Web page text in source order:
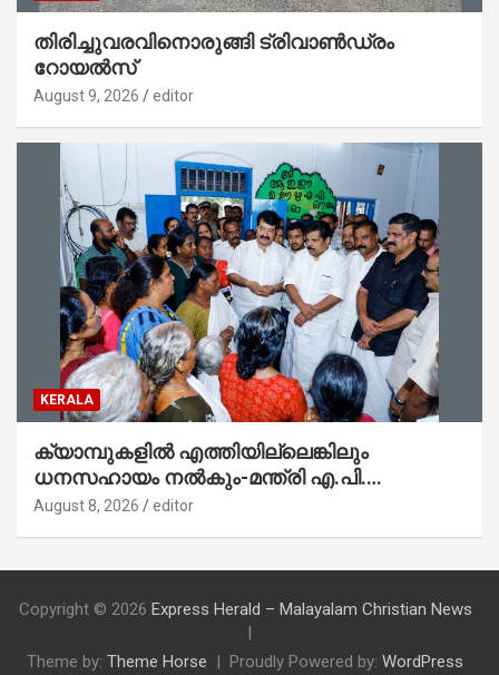
തിരിച്ചുവരവിനൊരുങ്ങി ട്രിവാൺഡ്രം
റോയൽസ്
August 9, 2026 editor
KERALA
ക്യാമ്പുകളിൽ എത്തിയില്ലെങ്കിലും
ധനസഹായം നൽകും-മന്ത്രി എ.പി.
അനിൽകുമാർ
August 8, 2026 editor
Copyright © 2026 Express Herald – Malayalam Christian News
Theme by: Theme Horse Proudly Powered by: WordPress